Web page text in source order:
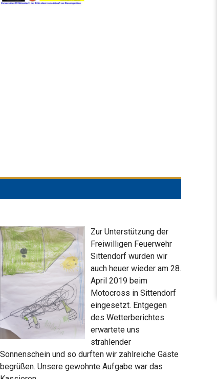
Zur Unterstützung der
Freiwilligen Feuerwehr
Sittendorf wurden wir
auch heuer wieder am 28.
April 2019 beim
Motocross in Sittendorf
eingesetzt. Entgegen
des Wetterberichtes
erwartete uns
strahlender
Sonnenschein und so durften wir zahlreiche Gäste
begrüßen. Unsere gewohnte Aufgabe war das